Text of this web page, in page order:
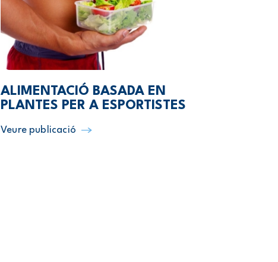
ALIMENTACIÓ BASADA EN
PLANTES PER A ESPORTISTES
Veure publicació